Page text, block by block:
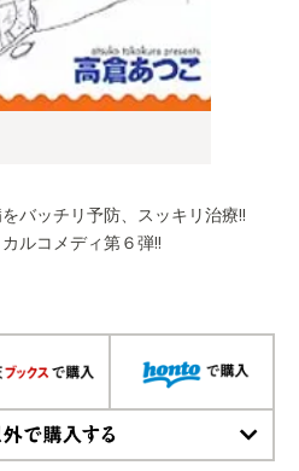
バッチリ予防、スッキリ治療!!
ルコメディ第６弾!!